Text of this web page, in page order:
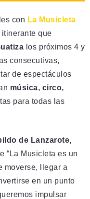
con La Musicleta
itinerante que
los próximos 4 y
consecutivas,
de espectáculos
música, circo,
para todas las
de Lanzarote,
“La Musicleta es un
moverse, llegar a
en un punto
impulsar